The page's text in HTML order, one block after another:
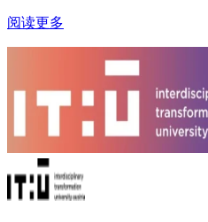
阅读更多